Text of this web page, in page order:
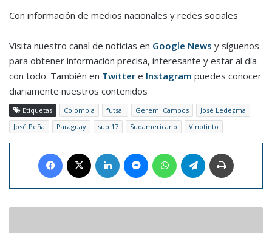
Con información de medios nacionales y redes sociales
Visita nuestro canal de noticias en Google News y síguenos
para obtener información precisa, interesante y estar al día
con todo. También en Twitter e Instagram puedes conocer
diariamente nuestros contenidos
Etiquetas Colombia futsal Geremi Campos
José Ledezma
José Peña
Paraguay sub 17 Sudamericano Vinotinto
Facebook LinkedIn MessengerWhatsAppTelegram